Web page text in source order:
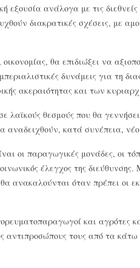
εξουσία ανάλογα με τις
διακρατικές σχέσεις, με
θα επιδιώξει να
δυνάμεις για τη
ακεραιότητας και των
λαϊκούς θεσμούς που θα
αναδειχθούν, κατά συνέπεια,
οι παραγωγικές μονάδες, οι
έλεγχος της
θα ανακαλούνται όταν πρέπει οι
και αγρότες
αντιπροσώπους τους από τα